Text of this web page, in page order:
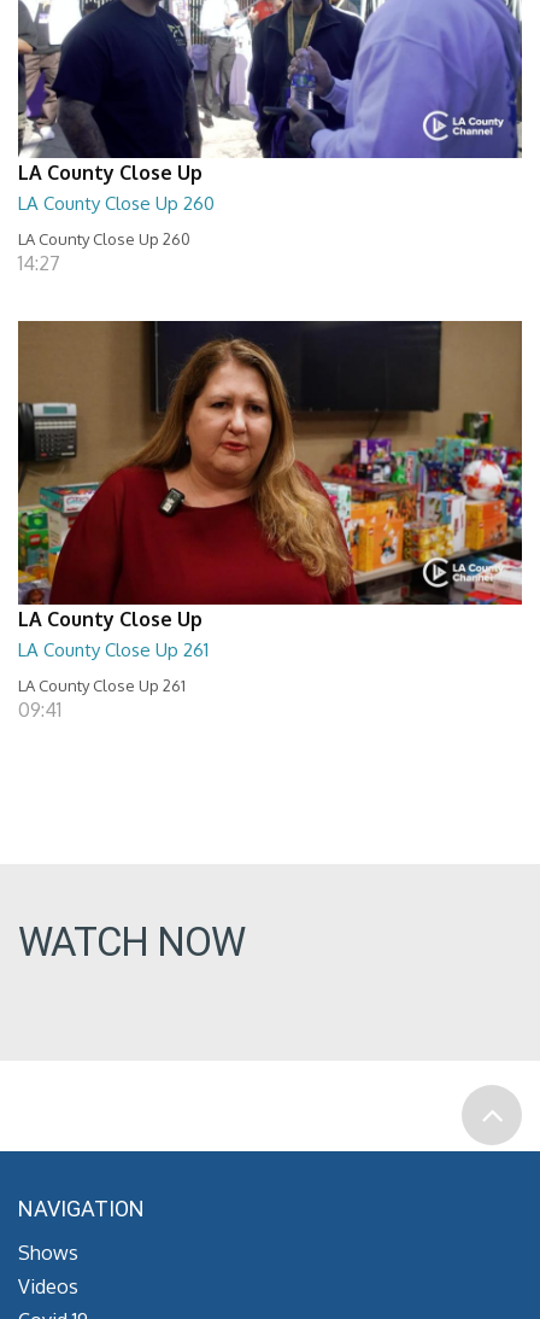
LA County Close Up
LA County Close Up 260
LA County Close Up 260
14:27
LA County Close Up
LA County Close Up 261
LA County Close Up 261
09:41
WATCH NOW
NAVIGATION
Shows
Videos